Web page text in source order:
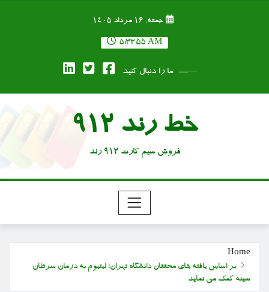
جمعه, ۱۶ مرداد ۱۴۰۵
5:33:56 AM
ما را دنبال کنید
خط رند 912
فروش سیم کارت 912 رند
Home
بر اساس یافته های محققان دانشگاه تهران؛ لیتیوم به درمان سرطان
سینه کمک می نماید